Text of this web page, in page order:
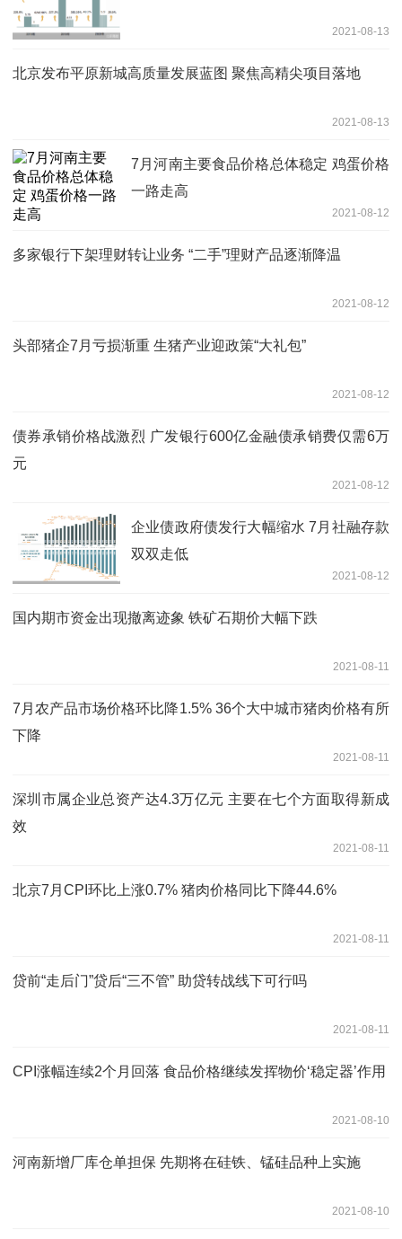
2021-08-13
北京发布平原新城高质量发展蓝图 聚焦高精尖项目落地
2021-08-13
7月河南主要食品价格总体稳定 鸡蛋价格
一路走高
2021-08-12
多家银行下架理财转让业务 “二手”理财产品逐渐降温
2021-08-12
头部猪企7月亏损渐重 生猪产业迎政策“大礼包”
2021-08-12
债券承销价格战激烈 广发银行600亿金融债承销费仅需6万
元
2021-08-12
企业债政府债发行大幅缩水 7月社融存款
双双走低
2021-08-12
国内期市资金出现撤离迹象 铁矿石期价大幅下跌
2021-08-11
7月农产品市场价格环比降1.5% 36个大中城市猪肉价格有所
下降
2021-08-11
深圳市属企业总资产达4.3万亿元 主要在七个方面取得新成
效
2021-08-11
北京7月CPI环比上涨0.7% 猪肉价格同比下降44.6%
2021-08-11
贷前“走后门”贷后“三不管” 助贷转战线下可行吗
2021-08-11
CPI涨幅连续2个月回落 食品价格继续发挥物价‘稳定器’作用
2021-08-10
河南新增厂库仓单担保 先期将在硅铁、锰硅品种上实施
2021-08-10